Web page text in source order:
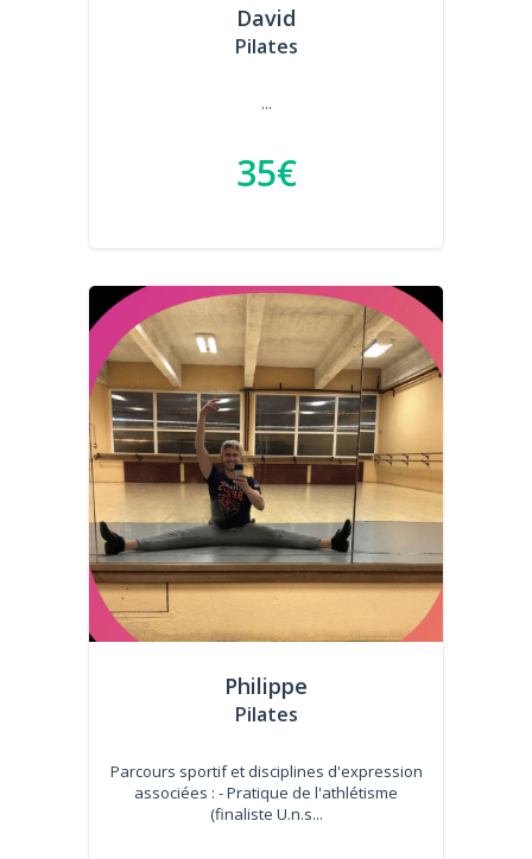
David
Pilates
...
35€
Philippe
Pilates
Parcours sportif et disciplines d'expression
associées : - Pratique de l'athlétisme
(finaliste U.n.s...